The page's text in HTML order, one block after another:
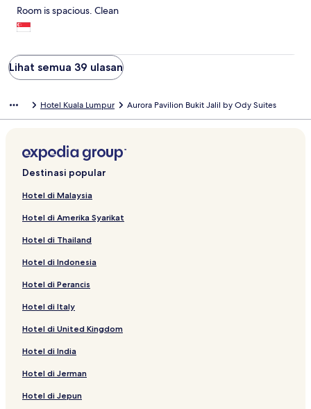
Room is spacious. Clean
Lihat semua 39 ulasan
Hotel Kuala Lumpur Aurora Pavilion Bukit Jalil by Ody Suites
Destinasi popular
Hotel di Malaysia
Hotel di Amerika Syarikat
Hotel di Thailand
Hotel di Indonesia
Hotel di Perancis
Hotel di Italy
Hotel di United Kingdom
Hotel di India
Hotel di Jerman
Hotel di Jepun